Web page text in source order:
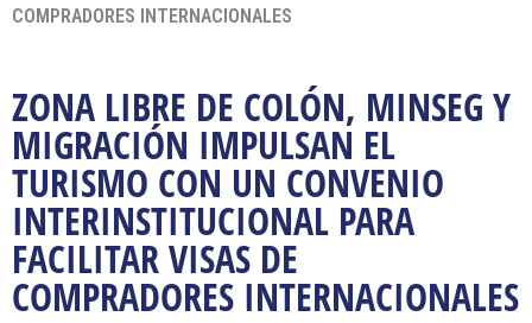
COMPRADORES INTERNACIONALES
ZONA LIBRE DE COLÓN, MINSEG Y
MIGRACIÓN IMPULSAN EL
TURISMO CON UN CONVENIO
INTERINSTITUCIONAL PARA
FACILITAR VISAS DE
COMPRADORES INTERNACIONALES